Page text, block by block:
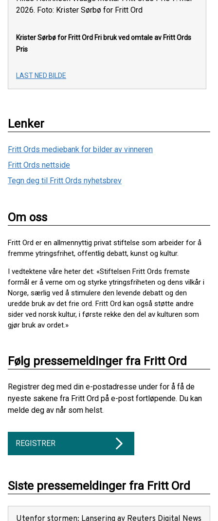
2026. Foto: Krister Sørbø for Fritt Ord
Krister Sørbø for Fritt Ord Fri bruk ved omtale av Fritt Ords
Pris
LAST NED BILDE
Lenker
Fritt Ords mediebank for bilder av vinneren
Fritt Ords nettside
Tegn deg til Fritt Ords nyhetsbrev
Om oss
Fritt Ord er en allmennyttig privat stiftelse som arbeider for å
fremme ytringsfrihet, offentlig debatt, kunst og kultur.
I vedtektene våre heter det: «Stiftelsen Fritt Ords fremste
formål er å verne om og styrke ytringsfriheten og dens vilkår i
Norge, særlig ved å stimulere den levende debatt og den
uredde bruk av det frie ord. Fritt Ord kan også støtte andre
sider ved norsk kultur, i første rekke den del av kulturen som
gjør bruk av ordet.»
Følg pressemeldinger fra Fritt Ord
Registrer deg med din e-postadresse under for å få de
nyeste sakene fra Fritt Ord på e-post fortløpende. Du kan
melde deg av når som helst.
REGISTRER
Siste pressemeldinger fra Fritt Ord